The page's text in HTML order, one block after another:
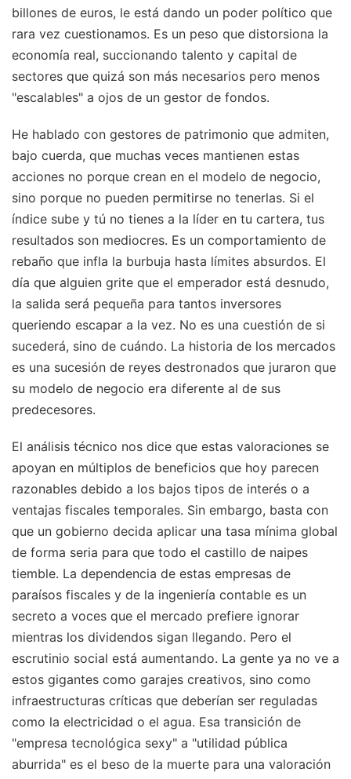
billones de euros, le está dando un poder político que
rara vez cuestionamos. Es un peso que distorsiona la
economía real, succionando talento y capital de
sectores que quizá son más necesarios pero menos
"escalables" a ojos de un gestor de fondos.
He hablado con gestores de patrimonio que admiten,
bajo cuerda, que muchas veces mantienen estas
acciones no porque crean en el modelo de negocio,
sino porque no pueden permitirse no tenerlas. Si el
índice sube y tú no tienes a la líder en tu cartera, tus
resultados son mediocres. Es un comportamiento de
rebaño que infla la burbuja hasta límites absurdos. El
día que alguien grite que el emperador está desnudo,
la salida será pequeña para tantos inversores
queriendo escapar a la vez. No es una cuestión de si
sucederá, sino de cuándo. La historia de los mercados
es una sucesión de reyes destronados que juraron que
su modelo de negocio era diferente al de sus
predecesores.
El análisis técnico nos dice que estas valoraciones se
apoyan en múltiplos de beneficios que hoy parecen
razonables debido a los bajos tipos de interés o a
ventajas fiscales temporales. Sin embargo, basta con
que un gobierno decida aplicar una tasa mínima global
de forma seria para que todo el castillo de naipes
tiemble. La dependencia de estas empresas de
paraísos fiscales y de la ingeniería contable es un
secreto a voces que el mercado prefiere ignorar
mientras los dividendos sigan llegando. Pero el
escrutinio social está aumentando. La gente ya no ve a
estos gigantes como garajes creativos, sino como
infraestructuras críticas que deberían ser reguladas
como la electricidad o el agua. Esa transición de
"empresa tecnológica sexy" a "utilidad pública
aburrida" es el beso de la muerte para una valoración